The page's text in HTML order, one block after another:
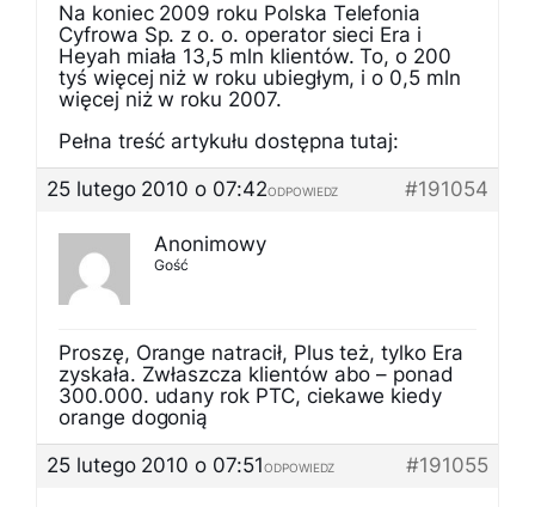
Na koniec 2009 roku Polska Telefonia
Cyfrowa Sp. z o. o. operator sieci Era i
Heyah miała 13,5 mln klientów. To, o 200
tyś więcej niż w roku ubiegłym, i o 0,5 mln
więcej niż w roku 2007.
Pełna treść artykułu dostępna tutaj:
25 lutego 2010 o 07:42
#191054
ODPOWIEDZ
Anonimowy
Gość
Proszę, Orange natracił, Plus też, tylko Era
zyskała. Zwłaszcza klientów abo – ponad
300.000. udany rok PTC, ciekawe kiedy
orange dogonią
25 lutego 2010 o 07:51
#191055
ODPOWIEDZ